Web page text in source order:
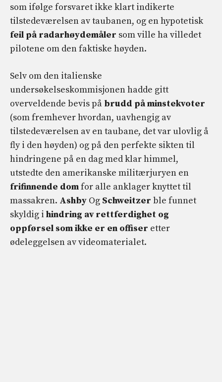
som ifølge forsvaret ikke klart indikerte
tilstedeværelsen av taubanen, og en hypotetisk
feil på radarhøydemåler som ville ha villedet
pilotene om den faktiske høyden.
Selv om den italienske
undersøkelseskommisjonen hadde gitt
overveldende bevis på brudd på minstekvoter
(som fremhever hvordan, uavhengig av
tilstedeværelsen av en taubane, det var ulovlig å
fly i den høyden) og på den perfekte sikten til
hindringene på en dag med klar himmel,
utstedte den amerikanske militærjuryen en
frifinnende domfor alle anklager knyttet til
massakren. Ashby Og Schweitzer ble funnet
skyldig i hindring av rettferdighet og
oppførsel som ikke er en offiser etter
ødeleggelsen av videomaterialet.